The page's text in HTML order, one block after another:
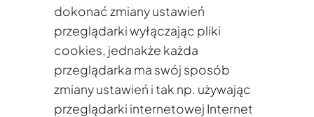
dokonać zmiany ustawień
przeglądarki wyłączając pliki
cookies, jednakże każda
przeglądarka ma swój sposób
zmiany ustawień i tak np. używając
przeglądarki internetowej Internet